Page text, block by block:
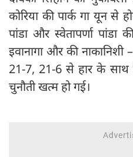
कोरिया की पार्क गा यून से
पांडा और स्वेतापर्णा पांडा
इवानागा और की
21-7, 21-6 से हार के साथ
चुनौती खत्म हो गई।